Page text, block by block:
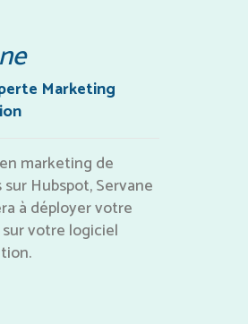
Marketing
marketing de
Hubspot, Servane
à déployer votre
votre logiciel